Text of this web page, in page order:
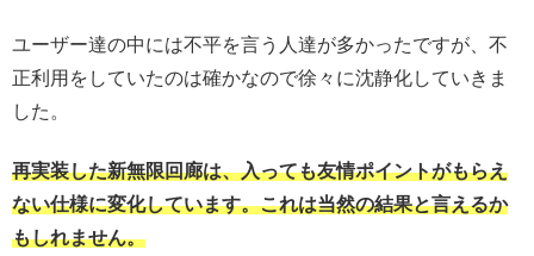
ユーザー達の中には不平を言う人達が多かったですが、不
正利用をしていたのは確かなので徐々に沈静化していきま
した。
再実装した新無限回廊は、入っても友情ポイントがもらえ
ない仕様に変化しています。これは当然の結果と言えるか
もしれません。